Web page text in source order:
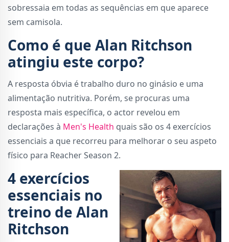
sobressaia em todas as sequências em que aparece
sem camisola.
Como é que Alan Ritchson
atingiu este corpo?
A resposta óbvia é trabalho duro no ginásio e uma
alimentação nutritiva. Porém, se procuras uma
resposta mais específica, o actor revelou em
declarações à Men's Health quais são os 4 exercícios
essenciais a que recorreu para melhorar o seu aspeto
físico para Reacher Season 2.
4 exercícios
essenciais no
treino de Alan
Ritchson